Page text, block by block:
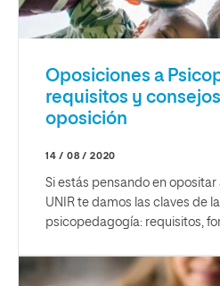
Oposiciones a
requisitos y
oposición
14 / 08 / 2020
Si estás pensando en
UNIR te damos las claves de
psicopedagogía: requisitos,